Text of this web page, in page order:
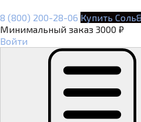
8 (800) 200-28-06 Купить
Минимальный заказ 3000 ₽
Войти